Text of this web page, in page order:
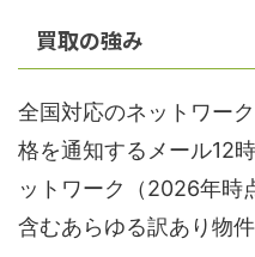
買取の強み
全国対応のネットワー
格を通知するメール12
ットワーク（2026年時
含むあらゆる訳あり物